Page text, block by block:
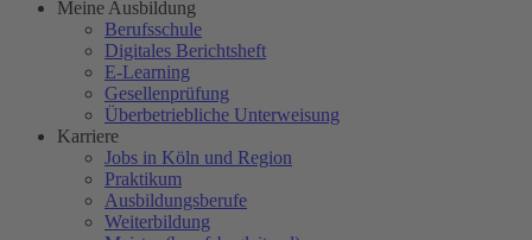
Meine Ausbildung
Berufsschule
Digitales Berichtsheft
E-Learning
Gesellenprüfung
Überbetriebliche Unterweisung
Karriere
Jobs in Köln und Region
Praktikum
Ausbildungsberufe
Weiterbildung